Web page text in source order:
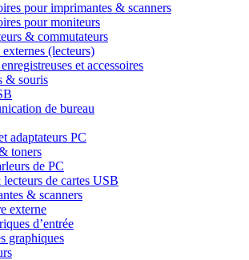
pour imprimantes & scanners
pour moniteurs
& commutateurs
(lecteurs)
et accessoires
& souris
de bureau
adaptateurs PC
toners
de PC
de cartes USB
& scanners
externe
d’entrée
graphiques